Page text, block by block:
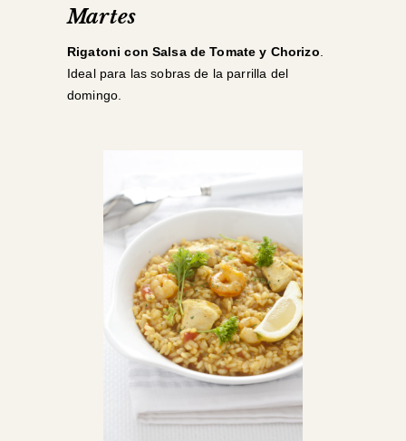
Martes
Rigatoni con Salsa de Tomate y Chorizo
Ideal para las sobras de la parrilla del
domingo.